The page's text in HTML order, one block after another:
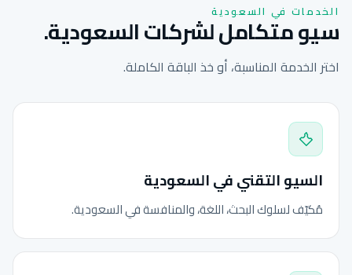
الخدمات في السعودية
سيو متكامل لشركات السعودية.
اختر الخدمة المناسبة، أو خذ الباقة الكاملة.
السيو التقني في السعودية
مُكيّف لسلوك البحث، اللغة، والمنافسة في السعودية.